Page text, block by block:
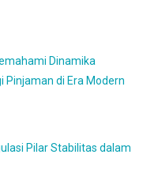
Dinamika
Pinjaman di Era Modern
Pilar Stabilitas dalam